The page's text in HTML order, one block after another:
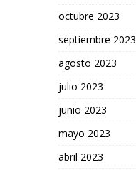
octubre 2023
septiembre 2023
agosto 2023
julio 2023
junio 2023
mayo 2023
abril 2023